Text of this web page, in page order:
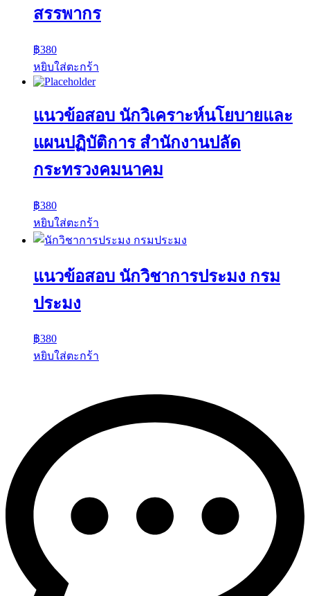
สรรพากร
฿380
หยิบใส่ตะกร้า
แนวข้อสอบ นักวิเคราะห์นโยบายและ
แผนปฏิบัติการ สำนักงานปลัด
กระทรวงคมนาคม
฿380
หยิบใส่ตะกร้า
แนวข้อสอบ นักวิชาการประมง กรม
ประมง
฿380
หยิบใส่ตะกร้า